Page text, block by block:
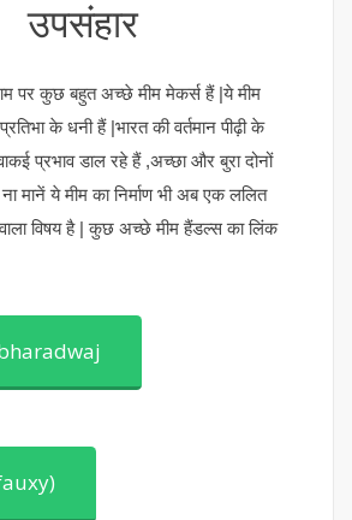
उपसंहार
पर कुछ बहुत अच्छे मीम मेकर्स हैं |ये मीम
के धनी हैं |भारत की वर्तमान पीढ़ी के
प्रभाव डाल रहे हैं ,अच्छा और बुरा दोनों
मानें ये मीम का निर्माण भी अब एक ललित
विषय है | कुछ अच्छे मीम हैंडल्स का लिंक